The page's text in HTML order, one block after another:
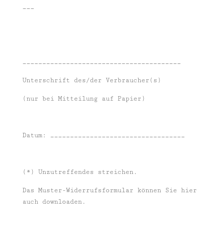
___
________________________________________
Unterschrift des/der Verbraucher(s)
(nur bei Mitteilung auf Papier)
Datum: __________________________________
(*) Unzutreffendes streichen.
Das Muster-Widerrufsformular können Sie hier
auch downloaden.